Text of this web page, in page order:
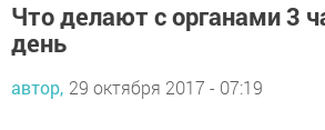
Что делают с органами 3
день
автор, 29 октября 2017 - 07:19